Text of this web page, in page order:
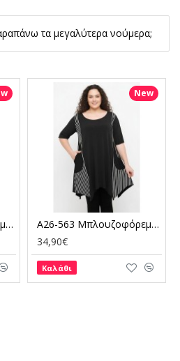
τα μεγαλύτερα νούμερα;
A26-563 Μπλουζοφόρεμα με ριγέ - Μπλε Μαρέν
New
A26-563 Μπλουζοφόρεμα με ριγέ - Μαύρο
34,90€
Καλάθι